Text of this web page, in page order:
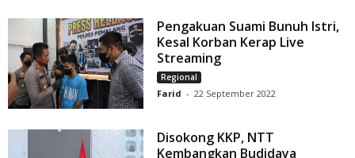
Pengakuan Suami Bunuh Istri,
Kesal Korban Kerap Live
Streaming
Regional
Farid - 22 September 2022
Disokong KKP, NTT
Kembangkan Budidaya